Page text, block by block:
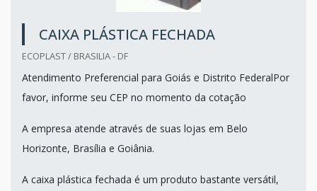
CAIXA PLÁSTICA FECHADA
ECOPLAST / BRASILIA - DF
Atendimento Preferencial para Goiás e Distrito FederalPor
favor, informe seu CEP no momento da cotação
A empresa atende através de suas lojas em Belo
Horizonte, Brasília e Goiânia.
A caixa plástica fechada é um produto bastante versátil,